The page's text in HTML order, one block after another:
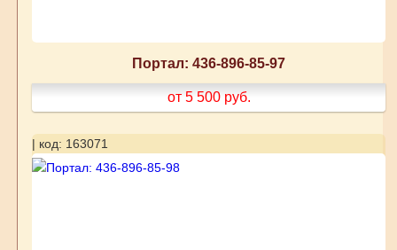
Портал: 436-896-85-97
от 5 500 руб.
| код: 163071